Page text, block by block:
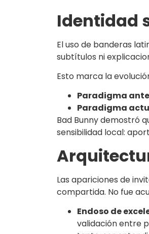
Identidad
El uso de banderas
subtítulos ni
Esto marca la
Paradigma
Paradigma
Bad Bunny demostró
sensibilidad local:
Las apariciones de
compartida. No fue
Endoso de
validación entre